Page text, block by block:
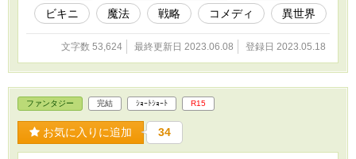
ビキニ
魔法 戦略 コメディ 異世界
文字数 53,624 最終更新日 2023.06.08 登録日 2023.05.18
ファンタジー 完結 ｼｮｰﾄｼｮｰﾄ R15
お気に入りに追加 34